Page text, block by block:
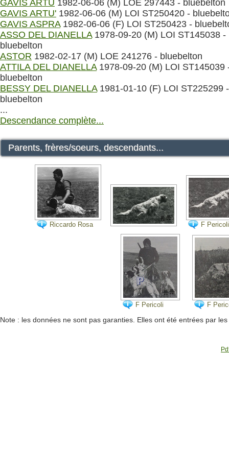
GAVIS ARTU 1982-06-06 (M) LOE 297443 - bluebelton
GAVIS ARTU' 1982-06-06 (M) LOI ST250420 -
GAVIS ASPRA1982-06-06 (F) LOI ST250423 -
ASSO DEL DIANELLA1978-09-20 (M) LOI ST145038 -
bluebelton
ASTOR 1982-02-17 (M) LOE 241276 - bluebelton
ATTILA DEL DIANELLA1978-09-20 (M) LOI ST145039
bluebelton
BESSY DEL DIANELLA1981-01-10 (F) LOI ST225299 -
bluebelton
...
Descendance complète...
Parents, frères/soeurs, descendants...
Riccardo Rosa
F Pericoli
F Pericoli F
Note : les données ne sont pas garanties. Elles ont été entrées par